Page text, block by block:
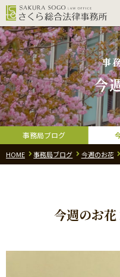
事
今
事務局ブログ
HOME 事務局ブログ 今週のお花
今週のお